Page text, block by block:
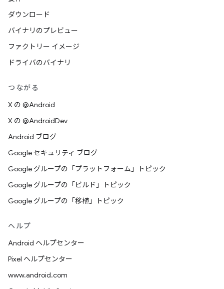
ダウンロード
バイナリのプレビュー
ファクトリー イメージ
ドライバのバイナリ
つながる
X の @Android
X の @AndroidDev
Android ブログ
Google セキュリティ ブログ
Google グループの「プラットフォーム」トピック
Google グループの「ビルド」トピック
Google グループの「移植」トピック
ヘルプ
Android ヘルプセンター
Pixel ヘルプセンター
www.android.com